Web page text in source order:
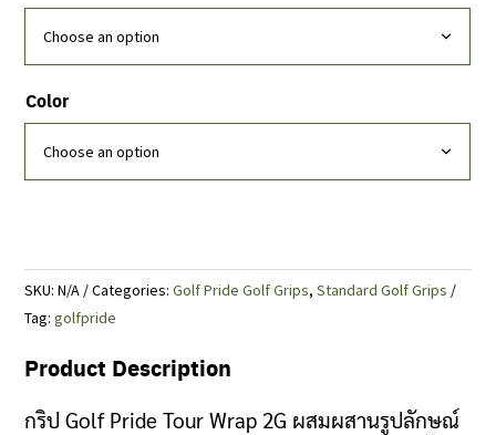
Color
SKU:N/A Categories:Golf Pride Golf Grips,Standard Golf Grips
Tag:golfpride
Product Description
กริป Golf Pride Tour Wrap 2G ผสมผสานรูปลักษณ์